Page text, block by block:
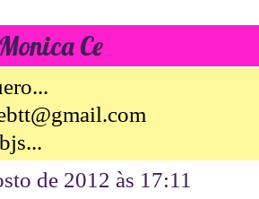
Ce
de 2012 às 17:11